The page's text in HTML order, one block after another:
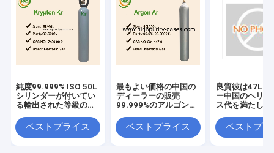
純度99.999% ISO 50L
シリンダーが付いてい
る輸出された等級のク
ベストプライス
最もよい価格の中国の
ディーラーの販売
99.999%のアルゴンの
ベストプライス
良質彼は47Lシ
ー中国のヘリウ
ス代を満たした
ベストプラ